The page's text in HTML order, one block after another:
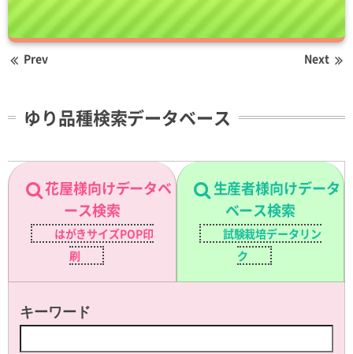
Prev Next
ゆり品種検索データベース
花屋様向けデータベ
ース検索
はがきサイズPOP印
刷
生産者様向けデータ
ベース検索
試験栽培データリン
ク
キーワード